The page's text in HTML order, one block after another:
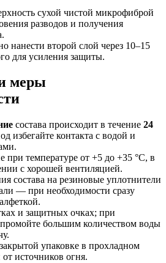
сухой чистой микрофиброй
разводов и получения
нанести второй слой через 10–15
для усиления защиты.
меры
состава происходит в течение 24
избегайте контакта с водой и
при температуре от +5 до +35 °C, в
с хорошей вентиляцией.
состава на резиновые уплотнители
— при необходимости сразу
и защитных очках; при
большим количеством воды
упаковке в прохладном
источников огня.